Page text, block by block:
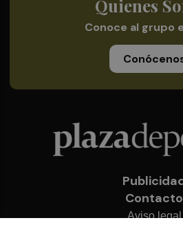
Quienes
Conoce al grupo
Contacto
Aviso legal